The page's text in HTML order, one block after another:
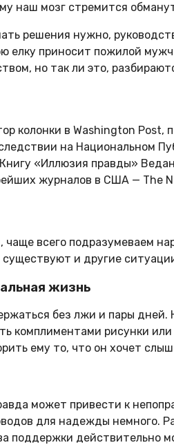
наш мозг стремится
решения нужно,
елку приносит пожилой
но так ли это,
колонки в Washington Post,
на Национальном
«Иллюзия правды»
журналов в США — The
чаще всего подразумеваем
и другие
жизнь
без лжи и пары
комплиментами рисунки
ему то, что он хочет
может привести к
для надежды немного.
поддержки действительно